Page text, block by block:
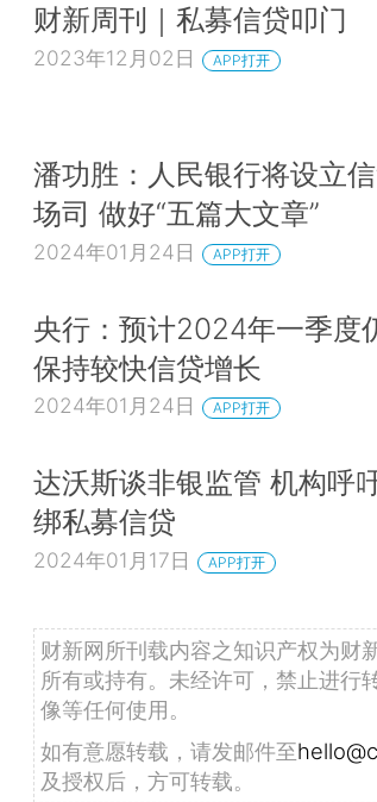
财新周刊｜私募信贷叩门
2023年12月02日 APP打开
潘功胜：人民银行将设立
场司 做好“五篇大文章”
2024年01月24日 APP打开
央行：预计2024年一季度
保持较快信贷增长
2024年01月24日 APP打开
达沃斯谈非银监管 机构呼
绑私募信贷
2024年01月17日 APP打开
财新网所刊载内容之知识产权为财
所有或持有。未经许可，禁止进行
像等任何使用。
如有意愿转载，请发邮件至
及授权后，方可转载。